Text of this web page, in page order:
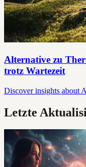
Alternative zu
trotz Wartezeit
Discover insights about
Letzte